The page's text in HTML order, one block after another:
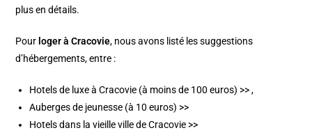
plus en détails.
Pour loger à Cracovie, nous avons listé les suggestions
d’hébergements, entre :
Hotels de luxe à Cracovie (à moins de 100 euros) >>,
Auberges de jeunesse (à 10 euros) >>
Hotels dans la vieille ville de Cracovie >>